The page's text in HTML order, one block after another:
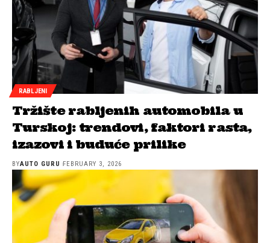
RABLJENI
Tržište rabljenih automobila u
Turskoj: trendovi, faktori rasta,
izazovi i buduće prilike
BYAUTO GURU FEBRUARY 3, 2026